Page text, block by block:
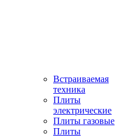
Встраиваемая
техника
Плиты
электрические
Плиты газовые
Плиты